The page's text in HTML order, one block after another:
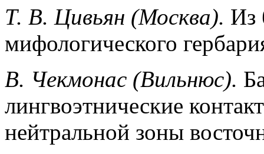
Т. В. Цивьян (Москва). Из
мифологического
В. Чeкмонас (Вильнюс).
лингвоэтнические
нейтральной зоны